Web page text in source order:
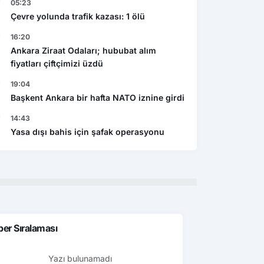
05:23
Çevre yolunda trafik kazası: 1 ölü
16:20
Ankara Ziraat Odaları; hububat alım
fiyatları çiftçimizi üzdü
19:04
Başkent Ankara bir hafta NATO iznine girdi
14:43
Yasa dışı bahis için şafak operasyonu
Sıralaması
Yazı bulunamadı